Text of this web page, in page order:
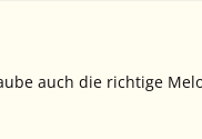
auch die richtige